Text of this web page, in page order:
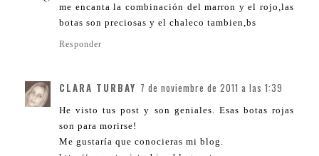
me encanta la combinación del marron y el rojo,las
botas son preciosas y el chaleco tambien,bs
Responder
CLARA TURBAY 7 de noviembre de 2011 a las 1:39
He visto tus post y son geniales. Esas botas rojas
son para morirse!
Me gustaría que conocieras mi blog.